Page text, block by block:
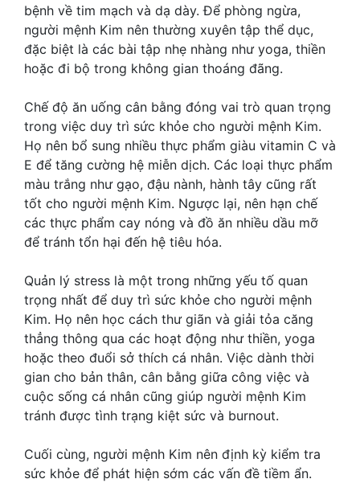
bệnh về tim mạch và dạ dày. Để phòng ngừa,
người mệnh Kim nên thường xuyên tập thể dục,
đặc biệt là các bài tập nhẹ nhàng như yoga, thiền
hoặc đi bộ trong không gian thoáng đãng.
Chế độ ăn uống cân bằng đóng vai trò quan trọng
trong việc duy trì sức khỏe cho người mệnh Kim.
Họ nên bổ sung nhiều thực phẩm giàu vitamin C và
E để tăng cường hệ miễn dịch. Các loại thực phẩm
màu trắng như gạo, đậu nành, hành tây cũng rất
tốt cho người mệnh Kim. Ngược lại, nên hạn chế
các thực phẩm cay nóng và đồ ăn nhiều dầu mỡ
để tránh tổn hại đến hệ tiêu hóa.
Quản lý stress là một trong những yếu tố quan
trọng nhất để duy trì sức khỏe cho người mệnh
Kim. Họ nên học cách thư giãn và giải tỏa căng
thẳng thông qua các hoạt động như thiền, yoga
hoặc theo đuổi sở thích cá nhân. Việc dành thời
gian cho bản thân, cân bằng giữa công việc và
cuộc sống cá nhân cũng giúp người mệnh Kim
tránh được tình trạng kiệt sức và burnout.
Cuối cùng, người mệnh Kim nên định kỳ kiểm tra
sức khỏe để phát hiện sớm các vấn đề tiềm ẩn.